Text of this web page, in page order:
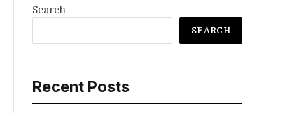
Search
SEARCH
Recent Posts